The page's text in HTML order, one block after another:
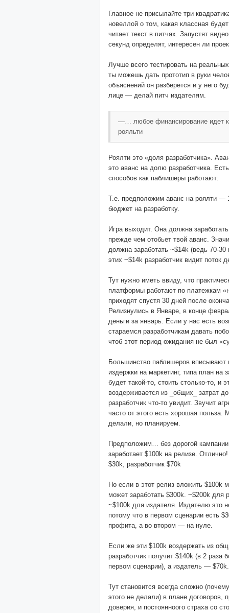
Главное не присылайте три
новеллой о том, какая классная
читает текст в питчах. Запустят
секунд определят, интересен ли
Лучше всего тестировать на
ты можешь дать прототип в руки
объяснений он разберется и у него
лице — делай питч издателям.
—… любое финансирование идет
рояльти
Роялти это «доля разработчика».
это аванс на долю разработчика.
способов как паблишеры работают:
Т.е. предположим аванс на роялти —
бюджет на разработку.
Игра выходит. Она должна
прежде чем отобьет твой аванс.
должна заработать ~$14k (ведь 70-30
этих ~$14k разработчик видит поток
Тут нужно иметь ввиду, что
платформы работают по платежкам
приходят спустя 30 дней после
Релизнулись в Январе, в конце
деньги за январь. Если у нас есть
стараемся разработчикам давать
чтоб этот период ожидания не был
Большинство паблишеров вписывают
издержки на маркетинг, типа план на
будет такой-то, стоить столько-то, и
воздерживается из _общих_ затрат до
разработчик что-то увидит. Звучит
часто от этого есть хорошая польза.
делали, но планируем.
Предположим… без дорогой кампании
заработает $100k на релизе.
$30k, разработчик $70k
Но если в этот релиз вложить $100k
может заработать $300k. ~$200k для
~$100k для издателя. Издателю это
потому что в первом сценарии есть
профита, а во втором — на нуле.
Если же эти $100k воздержать из
разработчик получит $140k (в 2 раза
первом сценарии), а издатель — $70k.
Тут становится всегда сложно
этого не делали) в плане договоров,
доверия, и постоянноого страха со